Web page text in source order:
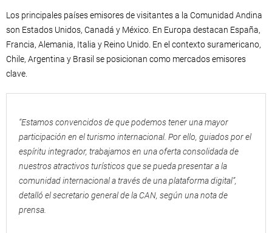
Los principales países emisores de visitantes a la Comunidad Andina
son Estados Unidos, Canadá y México. En Europa destacan España,
Francia, Alemania, Italia y Reino Unido. En el contexto suramericano,
Chile, Argentina y Brasil se posicionan como mercados emisores
clave.
“Estamos convencidos de que podemos tener una mayor
participación en el turismo internacional. Por ello, guiados por el
espíritu integrador, trabajamos en una oferta consolidada de
nuestros atractivos turísticos que se pueda presentar a la
comunidad internacional a través de una plataforma digital”,
detalló el secretario general de la CAN, según una nota de
prensa.